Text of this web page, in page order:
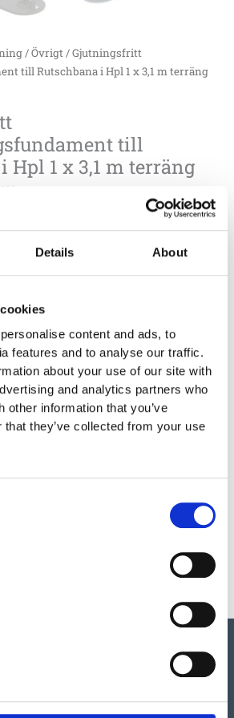
Details About
content and ads, to
features and to analyse our traffic.
about your use of our site with
and analytics partners who
other information that you’ve
that they’ve collected from your use
/Övrigt/ Gjutningsfritt
till Rutschbana i Hpl 1 x 3,1 m terräng
till
Hpl 1 x 3,1 m terräng
i offertförfrågan